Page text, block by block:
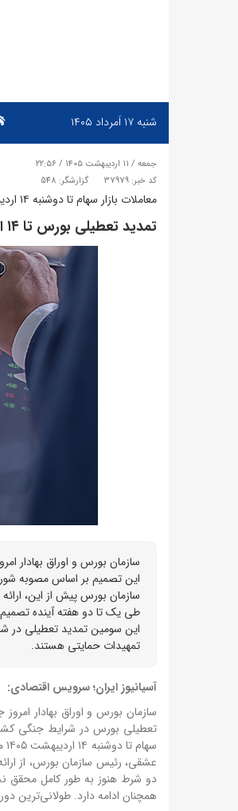
شنبه ۱۷ اَمرداد ۱۴۰۵
جمعه / ۱۱ اردیبهشت ۱۴۰۵ / ۲۲:۵۶
کد خبر: 37979
گزارشگر: 548
معاملات بازار سهام تا دوشنبه ۱۴ اردیبهشت متوقف خواهد بود / تصمیم نهایی طی یک تا دو هفته آینده
تمدید تعطیلی بورس تا ۱۴ اردیبهشت؛ بازگشایی منوط به بررسی مستمر شرایط
این تصمیم بر اساس مصوبه
سازمان بورس پیش از این،
این سومین تمدید تعطیلی در
تمهیدات حمایتی هستند.
آسیانیوز ایران؛ سرویس اقتصادی:
سازمان بورس و اوراق بهادار
تعطیلی بورس در شرایط جنگی
عشقی، رئیس سازمان بورس، از
همچنان ادامه دارد. طولانی‌ترین